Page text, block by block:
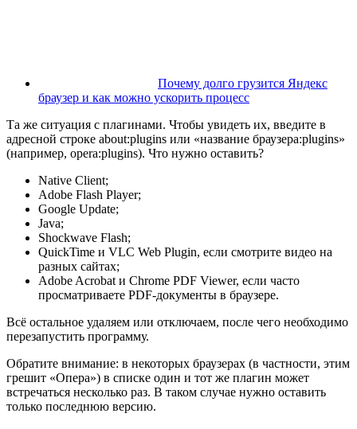
Почему долго грузится Яндекс
браузер и как можно ускорить процесс
Та же ситуация с плагинами. Чтобы увидеть их, введите в
адресной строке about:plugins или «название браузера:plugins»
(например, opera:plugins). Что нужно оставить?
Native Client;
Adobe Flash Player;
Google Update;
Java;
Shockwave Flash;
QuickTime и VLC Web Plugin, если смотрите видео на
разных сайтах;
Adobe Acrobat и Chrome PDF Viewer, если часто
просматриваете PDF-документы в браузере.
Всё остальное удаляем или отключаем, после чего необходимо
перезапустить программу.
Обратите внимание: в некоторых браузерах (в частности, этим
грешит «Опера») в списке один и тот же плагин может
встречаться несколько раз. В таком случае нужно оставить
только последнюю версию.